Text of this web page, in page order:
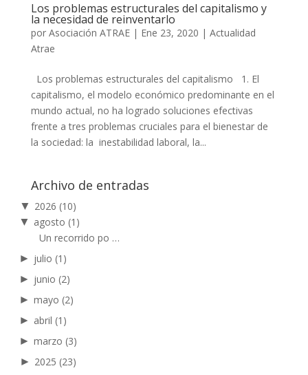
Los problemas estructurales del capitalismo y
la necesidad de reinventarlo
por Asociación ATRAE| Ene 23, 2020 | Actualidad
Atrae
Los problemas estructurales del capitalismo 1. El
capitalismo, el modelo económico predominante en el
mundo actual, no ha logrado soluciones efectivas
frente a tres problemas cruciales para el bienestar de
la sociedad: la inestabilidad laboral, la...
Archivo de entradas
▼ 2026 (10)
▼ agosto (1)
Un recorrido po …
► julio (1)
► junio (2)
► mayo (2)
► abril (1)
► marzo (3)
► 2025 (23)